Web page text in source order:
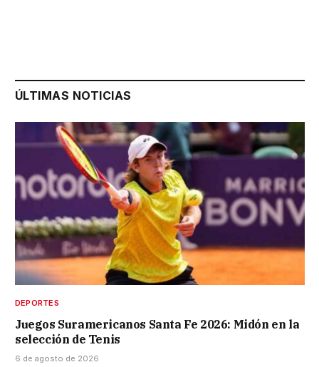
ÚLTIMAS NOTICIAS
DEPORTES
Juegos Suramericanos Santa Fe 2026: Midón en la
selección de Tenis
6 de agosto de 2026